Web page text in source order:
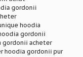
gordonii
hoodia
gordonii
gordonii acheter
hoodia gordonii pur